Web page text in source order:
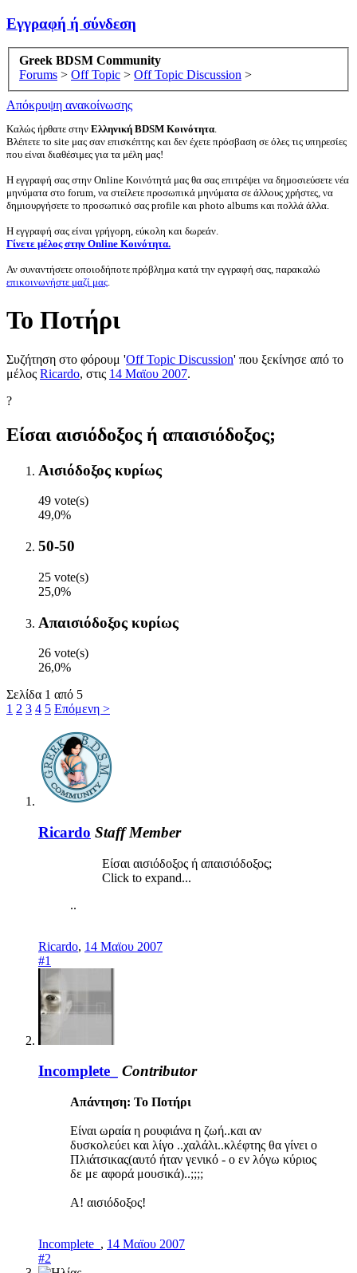
Εγγραφή ή σύνδεση
Greek BDSM Community
Forums > Off Topic > Off Topic Discussion >
Απόκρυψη ανακοίνωσης
Καλώς ήρθατε στην Ελληνική BDSM Κοινότητα.
Βλέπετε το site μας σαν επισκέπτης και δεν έχετε πρόσβαση σε όλες τις υπηρεσίες
που είναι διαθέσιμες για τα μέλη μας!
Η εγγραφή σας στην Online Κοινότητά μας θα σας επιτρέψει να δημοσιεύσετε νέα
μηνύματα στο forum, να στείλετε προσωπικά μηνύματα σε άλλους χρήστες, να
δημιουργήσετε το προσωπικό σας profile και photo albums και πολλά άλλα.
Η εγγραφή σας είναι γρήγορη, εύκολη και δωρεάν.
Γίνετε μέλος στην Online Κοινότητα.
Αν συναντήσετε οποιοδήποτε πρόβλημα κατά την εγγραφή σας, παρακαλώ
επικοινωνήστε μαζί μας.
Το Ποτήρι
Συζήτηση στο φόρουμ 'Off Topic Discussion' που ξεκίνησε από το
μέλος Ricardo, στις 14 Μαϊου 2007.
?
Είσαι αισιόδοξος ή απαισιόδοξος;
Αισιόδοξος κυρίως
49 vote(s)
49,0%
50-50
25 vote(s)
25,0%
Απαισιόδοξος κυρίως
26 vote(s)
26,0%
Σελίδα 1 από 5
1 2 3 4 5 Επόμενη >
Ricardo Staff Member
Είσαι αισιόδοξος ή απαισιόδοξος;
Click to expand...
..
Ricardo, 14 Μαϊου 2007
#1
Incomplete_ Contributor
Απάντηση: Το Ποτήρι
Είναι ωραία η ρουφιάνα η ζωή..και αν
δυσκολεύει και λίγο ..χαλάλι..κλέφτης θα γίνει ο
Πλιάτσικας(αυτό ήταν γενικό - ο εν λόγω κύριος
δε με αφορά μουσικά)..;;;;
Α! αισιόδοξος!
Incomplete_ , 14 Μαϊου 2007
#2